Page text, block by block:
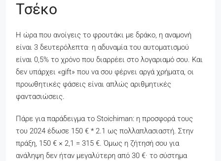
Τσέκο
Η ώρα που ανοίγεις το φρουτάκι με δράκο, η αναμονή
είναι 3 δευτερόλεπτα· η αδυναμία του αυτοματισμού
είναι 0,5% το χρόνο που διαρρέει στο λογαριαμό σου. Και
δεν υπάρχει «gift» που να σου φέρνει αργά χρήματα, οι
προωθητικές φάσεις είναι απλώς αριθμητικές
φαντασιώσεις.
Πάρε για παράδειγμα το Stoichiman: η προσφορά τους
του 2024 έδωσε 150 € * 2.1 ως πολλαπλασιαστή. Στην
πράξη, 150 € × 2,1 = 315 €. Όμως η ζήτησή σου για
ανάληψη δεν ήταν μεγαλύτερη από 30 €· το σύστημα